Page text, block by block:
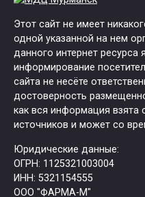
Этот сайт не имеет
одной указанной на нем
данного интернет ресурса
информирование
сайта не несёте
достоверность
как вся информация взята
источников и может со
Юридические данные:
ОГРН: 1125321003004
ИНН: 5321154555
ООО "ФАРМА-М"